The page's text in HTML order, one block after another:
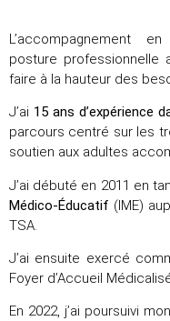
L’accompagnement
posture
faire à la hauteur des
J’ai 15 ans d’expérience
parcours centré sur les
soutien aux adultes
J’ai débuté en 2011 en
Médico-Éducatif (IME)
TSA.
J’ai ensuite exercé
Foyer d’Accueil
En 2022, j’ai poursuivi